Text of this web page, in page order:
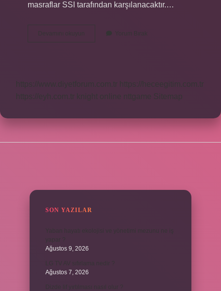
masraflar SSI tarafından karşılanacaktır.…
Devamını okuyun
Devlette
Estetik
Yorum Bırak
https://www.diyetforum.com.tr
https://heceegitim.com.tr
https://eyh.com.tr
knight online nttgame Sitemap
SON YAZILAR
Ağustos 9, 2026
Ağustos 7, 2026